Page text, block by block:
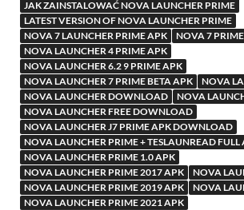
JAK ZAINSTALOWAĆ NOVA LAUNCHER PRIME
LATEST VERSION OF NOVA LAUNCHER PRIME
NOVA 7 LAUNCHER PRIME APK
NOVA 7
NOVA LAUNCHER 4 PRIME APK
NOVA LAUNCHER 6.2 9 PRIME APK
NOVA LAUNCHER 7 PRIME BETA APK
NOVA
NOVA LAUNCHER DOWNLOAD
NOVA
NOVA LAUNCHER FREE DOWNLOAD
NOVA LAUNCHER J7 PRIME APK DOWNLOAD
NOVA LAUNCHER PRIME + TESLAUNREAD FULL
NOVA LAUNCHER PRIME 1.0 APK
NOVA LAUNCHER PRIME 2017 APK
NOVA
NOVA LAUNCHER PRIME 2019 APK
NOVA
NOVA LAUNCHER PRIME 2021 APK